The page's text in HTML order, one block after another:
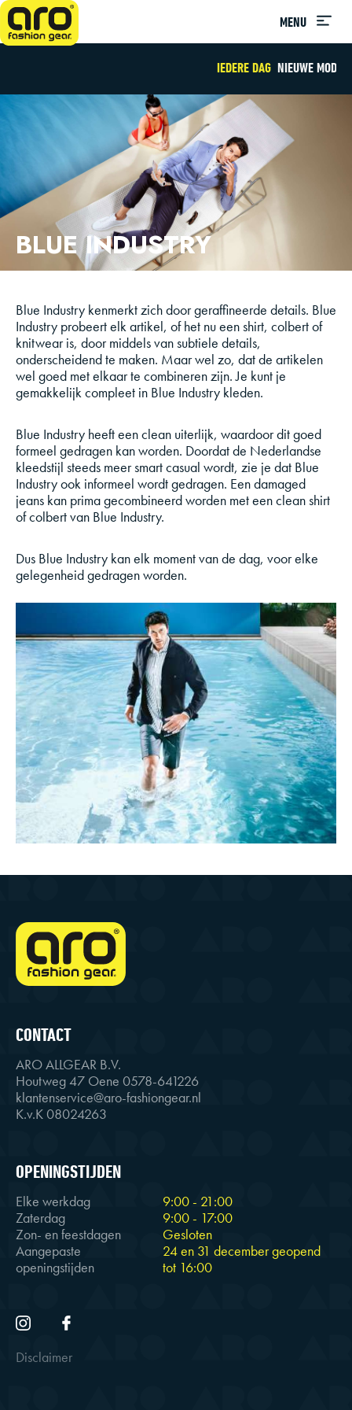
MENU
NIEUWE MODE
BLUE INDUSTRY
Blue Industry kenmerkt zich door geraffineerde details. Blue
Industry probeert elk artikel, of het nu een shirt, colbert of
knitwear is, door middels van subtiele details,
onderscheidend te maken. Maar wel zo, dat de artikelen
wel goed met elkaar te combineren zijn. Je kunt je
gemakkelijk compleet in Blue Industry kleden.
Blue Industry heeft een clean uiterlijk, waardoor dit goed
formeel gedragen kan worden. Doordat de Nederlandse
kleedstijl steeds meer smart casual wordt, zie je dat Blue
Industry ook informeel wordt gedragen. Een damaged
jeans kan prima gecombineerd worden met een clean shirt
of colbert van Blue Industry.
Dus Blue Industry kan elk moment van de dag, voor elke
gelegenheid gedragen worden.
CONTACT
ARO ALLGEAR B.V.
Houtweg 47 Oene 0578-641226
klantenservice@aro-fashiongear.nl
K.v.K 08024263
OPENINGSTIJDEN
Elke werkdag
9:00 - 21:00
Zaterdag
9:00 - 17:00
Zon- en feestdagen
Gesloten
Aangepaste
openingstijden
24 en 31 december geopend
tot 16:00
Disclaimer